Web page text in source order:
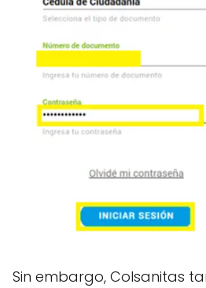
Sin embargo, Colsanitas